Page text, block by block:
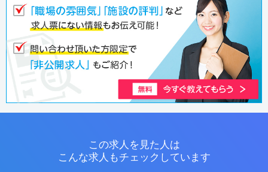
この求人を見た人は
こんな求人もチェックしています